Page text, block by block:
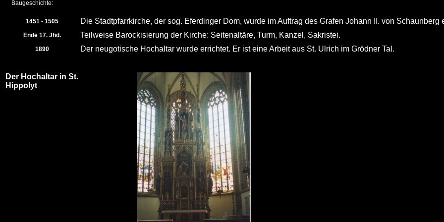
Baugeschichte:
1451 - 1505 Die Stadtpfarrkirche, der sog. Eferdinger Dom, wurde im Auftrag des Grafen Johann II. von Schaunberg
Ende 17. Jhd. Teilweise Barockisierung der Kirche: Seitenaltäre, Turm, Kanzel, Sakristei.
1890 Der neugotische Hochaltar wurde errichtet. Er ist eine Arbeit aus St. Ulrich im Grödner Tal.
Der Hochaltar in St.
Hippolyt